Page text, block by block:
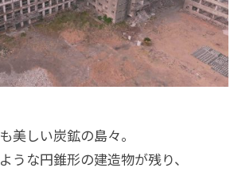
美しい炭鉱の島々。
うな円錐形の建造物が残り、